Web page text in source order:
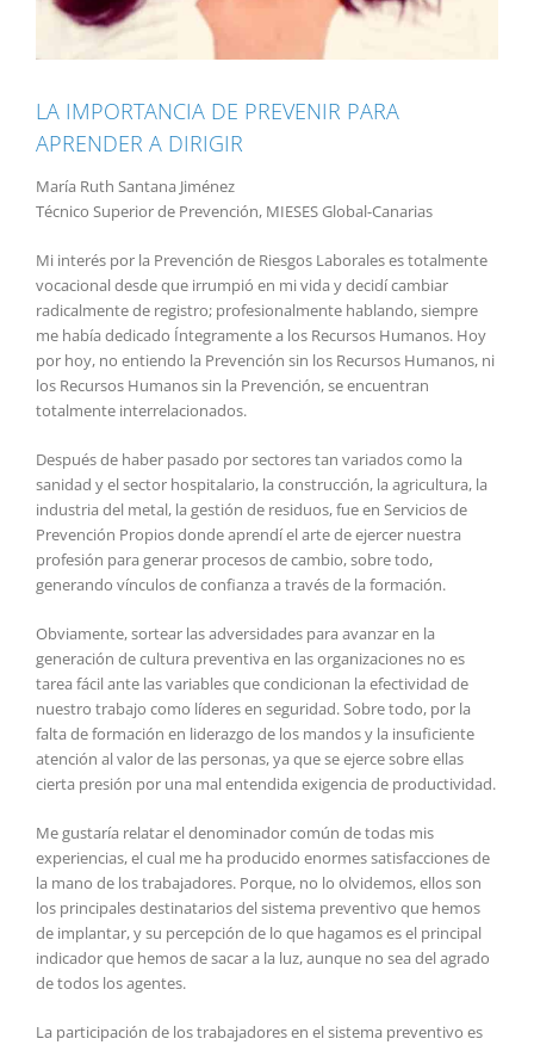
LA IMPORTANCIA DE PREVENIR PARA
APRENDER A DIRIGIR
María Ruth Santana Jiménez
Técnico Superior de Prevención, MIESES Global-Canarias
Mi interés por la Prevención de Riesgos Laborales es totalmente
vocacional desde que irrumpió en mi vida y decidí cambiar
radicalmente de registro; profesionalmente hablando, siempre
me había dedicado Íntegramente a los Recursos Humanos. Hoy
por hoy, no entiendo la Prevención sin los Recursos Humanos, ni
los Recursos Humanos sin la Prevención, se encuentran
totalmente interrelacionados.
Después de haber pasado por sectores tan variados como la
sanidad y el sector hospitalario, la construcción, la agricultura, la
industria del metal, la gestión de residuos, fue en Servicios de
Prevención Propios donde aprendí el arte de ejercer nuestra
profesión para generar procesos de cambio, sobre todo,
generando vínculos de confianza a través de la formación.
Obviamente, sortear las adversidades para avanzar en la
generación de cultura preventiva en las organizaciones no es
tarea fácil ante las variables que condicionan la efectividad de
nuestro trabajo como líderes en seguridad. Sobre todo, por la
falta de formación en liderazgo de los mandos y la insuficiente
atención al valor de las personas, ya que se ejerce sobre ellas
cierta presión por una mal entendida exigencia de productividad.
Me gustaría relatar el denominador común de todas mis
experiencias, el cual me ha producido enormes satisfacciones de
la mano de los trabajadores. Porque, no lo olvidemos, ellos son
los principales destinatarios del sistema preventivo que hemos
de implantar, y su percepción de lo que hagamos es el principal
indicador que hemos de sacar a la luz, aunque no sea del agrado
de todos los agentes.
La participación de los trabajadores en el sistema preventivo es